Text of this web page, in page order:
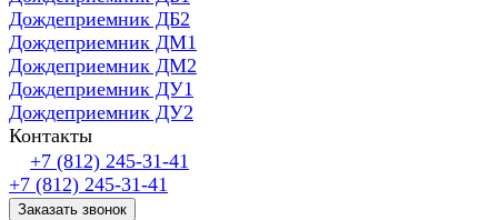
Дождеприемник ДБ2
Дождеприемник ДМ1
Дождеприемник ДМ2
Дождеприемник ДУ1
Дождеприемник ДУ2
Контакты
+7 (812) 245-31-41
+7 (812) 245-31-41
Заказать звонок